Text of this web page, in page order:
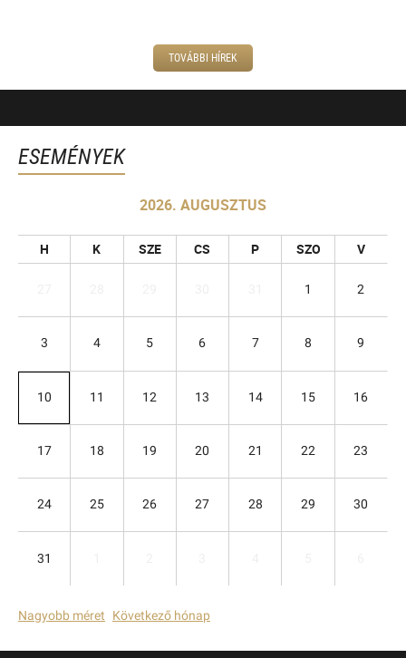
TOVÁBBI HÍREK
ESEMÉNYEK
2026. AUGUSZTUS
H K SZE CS P SZO V
1 2
3 4 5 6 7 8 9
10 11 12 13 14 15 16
17 18 19 20 21 22 23
24 25 26 27 28 29 30
31
Nagyobb méret Következő hónap